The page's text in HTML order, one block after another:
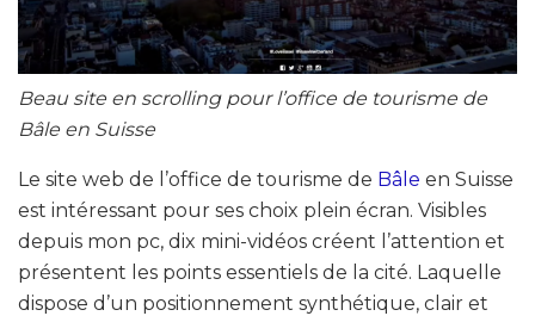
Beau site en scrolling pour l’office de tourisme de
Bâle en Suisse
Le site web de l’office de tourisme de Bâle en Suisse
est intéressant pour ses choix plein écran. Visibles
depuis mon pc, dix mini-vidéos créent l’attention et
présentent les points essentiels de la cité. Laquelle
dispose d’un positionnement synthétique, clair et